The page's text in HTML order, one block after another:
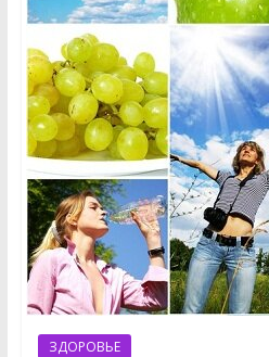
ЗДОРОВЬЕ